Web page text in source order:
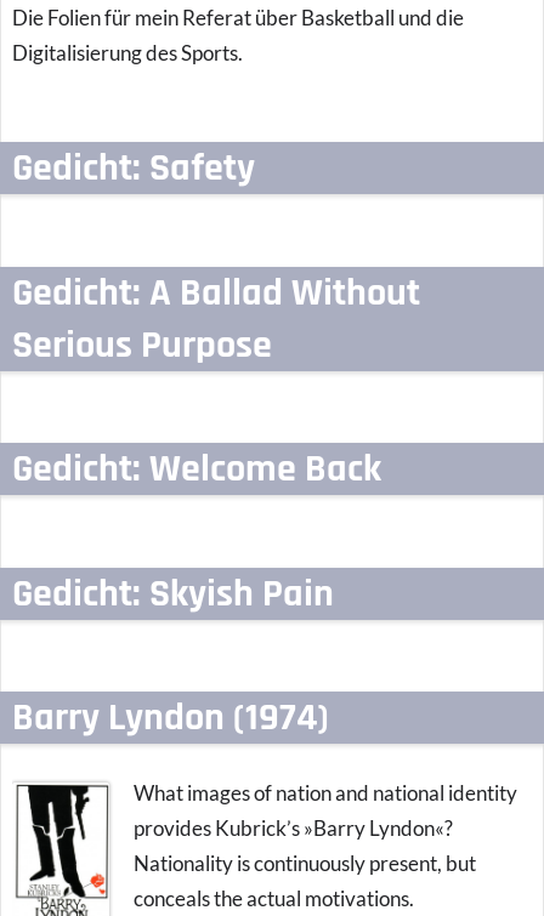
Die Folien für mein Referat über Basketball und die
Digitalisierung des Sports.
Gedicht: Safety
Gedicht: A Ballad Without
Serious Purpose
Gedicht: Welcome Back
Gedicht: Skyish Pain
Barry Lyndon (1974)
What images of nation and national identity
provides Kubrick’s »Barry Lyndon«?
Nationality is continuously present, but
conceals the actual motivations.